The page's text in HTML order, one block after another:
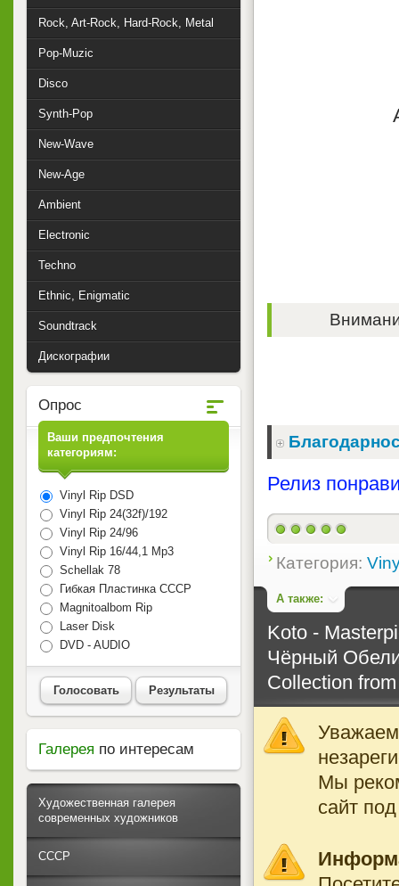
Релиз
Категория:
А также:
Koto -
Чёрный
Collection
Мы
сайт
Rock, Art-Rock, Hard-Rock, Metal
Pop-Muzic
Disco
Synth-Pop
New-Wave
New-Age
Ambient
Electronic
Techno
Ethnic, Enigmatic
Soundtrack
Дискографии
Опрос
Ваши предпочтения
категориям:
Vinyl Rip DSD
Vinyl Rip 24(32f)/192
Vinyl Rip 24/96
Vinyl Rip 16/44,1 Mp3
Schellak 78
Гибкая Пластинка СССР
Magnitoalbom Rip
Laser Disk
DVD - AUDIO
Голосовать Результаты
Галерея по интересам
Художественная галерея
современных художников
СССР